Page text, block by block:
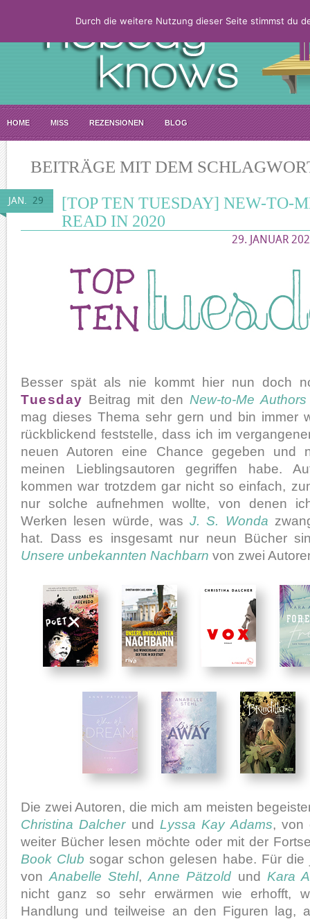
HOME MISS REZENSIONEN BLOG
BEITRÄGE MIT DEM
JAN. 29
[TOP TEN TUESDAY] NEW-TO-
READ IN 2020
29. JANUAR
Besser spät als nie kommt hier nun doch
Tuesday Beitrag mit den New-to-Me
mag dieses Thema sehr gern und bin immer
rückblickend feststelle, dass ich im
neuen Autoren eine Chance gegeben und
meinen Lieblingsautoren gegriffen habe.
kommen war trotzdem gar nicht so einfach,
nur solche aufnehmen wollte, von denen
Werken lesen würde, was J. S. Wonda
hat. Dass es insgesamt nur neun Bücher
Unsere unbekannten Nachbarn von zwei
Die zwei Autoren, die mich am meisten
Christina Dalcherund Lyssa Kay Adams, von
weiter Bücher lesen möchte oder mit der
Book Club sogar schon gelesen habe. Für die
vonAnabelle Stehl,Anne Pätzold und Kara
nicht ganz so sehr erwärmen wie erhofft,
Handlung und teilweise an den Figuren lag,
Durch die weitere Nutzung dieser Seite stimmst du